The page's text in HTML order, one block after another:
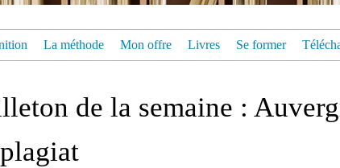
La méthode Mon offre Livres Se former
de la semaine :